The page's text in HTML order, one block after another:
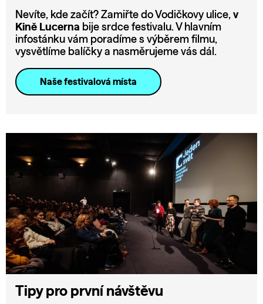
Nevíte, kde začít? Zamiřte do Vodičkovy ulice, v
Kině Lucerna bije srdce festivalu. V hlavním
infostánku vám poradíme s výběrem filmu,
vysvětlíme balíčky a nasměrujeme vás dál.
Naše festivalová místa
Tipy pro první návštěvu